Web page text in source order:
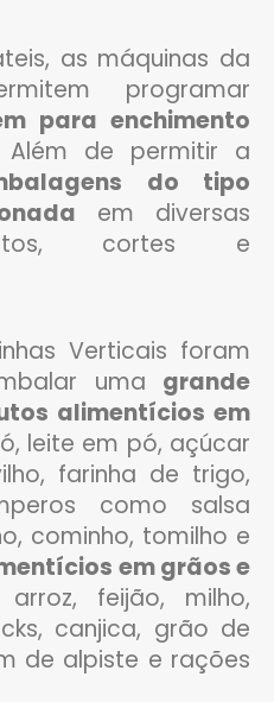
as máquinas da
programar
para enchimento
Além de permitir a
do tipo
em diversas
cortes e
Verticais foram
uma grande
alimentícios em
leite em pó, açúcar
farinha de trigo,
como salsa
cominho, tomilho e
em grãos e
feijão, milho,
canjica, grão de
de alpiste e rações